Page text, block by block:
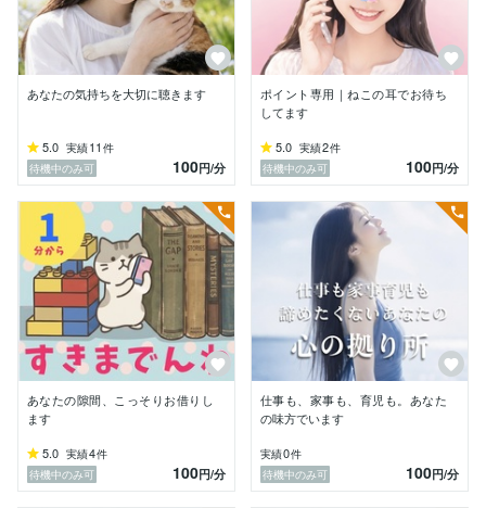
スを始めました
最近は、本業のほかにも気になるお仕事には少しずつ挑
戦しています。
いろんな場所でいろんな人と出会える時間が今はとても
【もちろん1番は子供と過ごす時間　を大切に】とゆう
想いがあるので自分自身で時間も場所も選んで働ける環
境を大切にしています！！
プライベートでは、元気に育ってくれている
早産児の母として、慌ただしくも楽しい毎日です☺️
(NICU2.５ヶ月　輸血２回の経験)
保育器の中の我が子を見守る毎日は
人生で1番泣いたと思います‥
〜私人の幼少期は〜
物心ついたころから
DV家庭で　繊細さんに育ちました
小さな頃から「誰かの助けになりたい」と
心の本をたくさん読む子でした
あなたの気持ちを大切に聴きます
5.0 実績11 件
待機中のみ可
100円/分
ポイント専用｜ねこの耳でお待ち
してます
5.0 実績2件
待機中のみ可
100円/分
あなたの隙間、こっそりお借りし
ます
5.0 実績4件
待機中のみ可
100円/分
仕事も、家事も、育児も。あなた
の味方でいます
実績0件
待機中のみ可
100円/分